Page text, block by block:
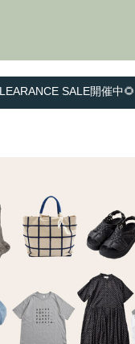
SALE開催中🌻